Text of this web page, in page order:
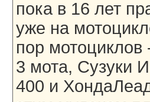
пока в 16 лет
уже на
пор мотоциклов
3 мота, Сузуки
400 и